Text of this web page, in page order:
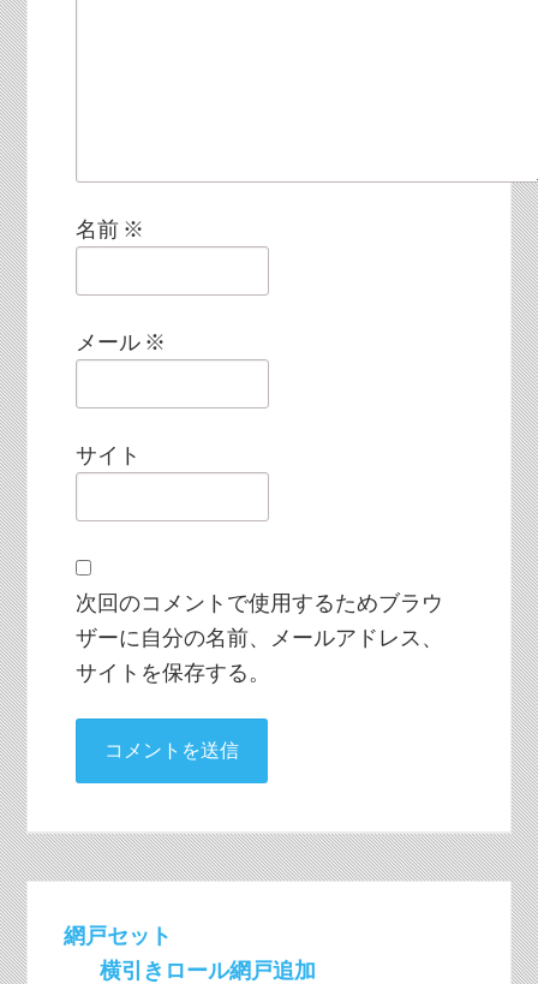
名前 ※
メール ※
サイト
次回のコメントで使用するためブラウ
ザーに自分の名前、メールアドレス、
サイトを保存する。
網戸セット
横引きロール網戸追加